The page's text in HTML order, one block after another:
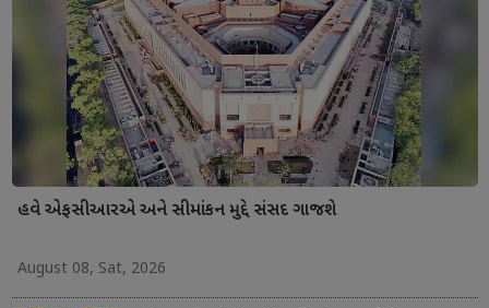
હવે એફસીઆરએ અને સીમાંકન મુદ્દે સંસદ ગાજશે
August 08, Sat, 2026